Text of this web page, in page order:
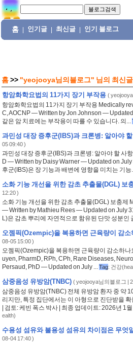
홈 인기글 최신글 인기 블로그
홈 >> "yeojooya님의블로그" 님의 최신
항암화학요법의 11가지 장기 부작용 (
항암화학요법의 11가지 장기 부작용 Medically
C, AOCNP — Written by Jon Johnson —
같은 암 치료에는 부작용이 따를 수 있습니다. 의...
과민성 대장 증후군(IBS)과 크론병: 알아야
05 09:40 )
과민성 대장 증후군(IBS)과 크론병: 알아야 할 사
D — Written by Daisy Warner — Updated on July
후군(IBS)은 장 기능과 배변에 영향을 미치는 기능
소화 기능 개선을 위한 감초 추출물(DGL) 보
12:20 )
소화 기능 개선을 위한 감초 추출물(DGL) 보충제
— Written by Mathieu Rees — Updated on July
L)은 감초 뿌리에 자연적으로 함유된 단맛 성분인
오젬픽(Ozempic)을 복용하면 근육량이 감소
08-05 15:00 )
오젬픽(Ozempic)을 복용하면 근육량이 감소하
uyen, PharmD, RPh, CPh, Rare Diseases,
Persaud, PhD — Updated on July ...Tag: 건강
삼중음성 유방암(TNBC) (yeojooya님의블로그 |
삼중음성 유방암(TNBC) 전체 유방암 환자 중 약
리지만, 특정 집단에서는 이 아형으로 진단받을
| 검토: 케빈 폭스 박사 | 최종 업데이트: 2026년 1
ealth)
수용성 섬유와 불용성 섬유의 차이점은 무엇
08-04 17:40 )